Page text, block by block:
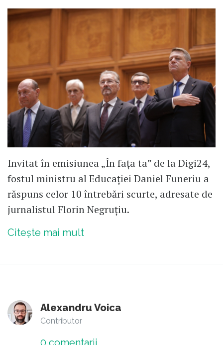
Invitat în emisiunea „În fața ta” de la Digi24,
fostul ministru al Educației Daniel Funeriu a
răspuns celor 10 întrebări scurte, adresate de
jurnalistul Florin Negruțiu.
Citește mai mult
Alexandru Voica
Contributor
0 comentarii